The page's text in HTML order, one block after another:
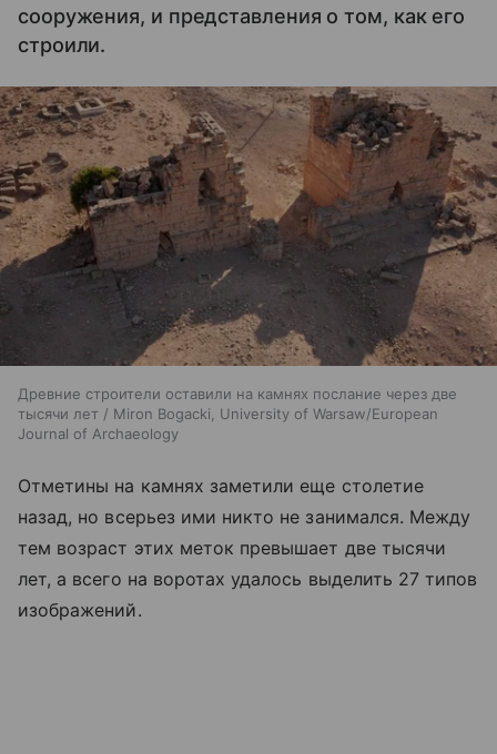
сооружения, и представления о том, как его
строили.
Древние строители оставили на камнях послание через две
тысячи лет / Miron Bogacki, University of Warsaw/European
Journal of Archaeology
Отметины на камнях заметили еще столетие
назад, но всерьез ими никто не занимался. Между
тем возраст этих меток превышает две тысячи
лет, а всего на воротах удалось выделить 27 типов
изображений.